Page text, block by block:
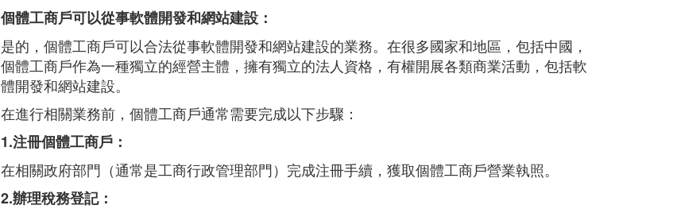
個體工商戶可以從事軟體開發和網站建設：
是的，個體工商戶可以合法從事軟體開發和網站建設的業務。在很多國家和地區，包括中國，
個體工商戶作為一種獨立的經營主體，擁有獨立的法人資格，有權開展各類商業活動，包括軟
體開發和網站建設。
在進行相關業務前，個體工商戶通常需要完成以下步驟：
1.注冊個體工商戶：
在相關政府部門（通常是工商行政管理部門）完成注冊手續，獲取個體工商戶營業執照。
2.辦理稅務登記：